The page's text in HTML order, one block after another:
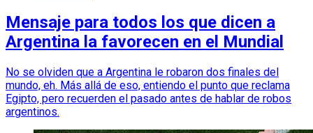
Mensaje para todos los que dicen a
Argentina la favorecen en el Mundial
No se olviden que a Argentina le robaron dos finales del
mundo, eh. Más allá de eso, entiendo el punto que reclama
Egipto, pero recuerden el pasado antes de hablar de robos
argentinos.